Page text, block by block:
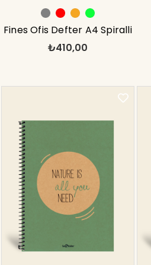
Fines Ofis Defter A4 Spiralli
Kareli Gri
₺410,00